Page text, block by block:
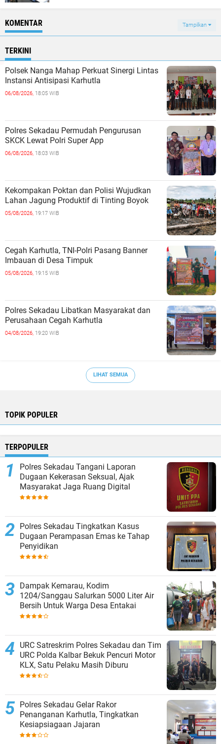
KOMENTAR Tampilkan
TERKINI
Polsek Nanga Mahap Perkuat Sinergi Lintas
Instansi Antisipasi Karhutla
06/08/2026, 18:05 WIB
Polres Sekadau Permudah Pengurusan
SKCK Lewat Polri Super App
06/08/2026, 18:03 WIB
Kekompakan Poktan dan Polisi Wujudkan
Lahan Jagung Produktif di Tinting Boyok
05/08/2026, 19:17 WIB
Cegah Karhutla, TNI-Polri Pasang Banner
Imbauan di Desa Timpuk
05/08/2026, 19:15 WIB
Polres Sekadau Libatkan Masyarakat dan
Perusahaan Cegah Karhutla
04/08/2026, 19:20 WIB
LIHAT SEMUA
TOPIK POPULER
TERPOPULER
Polres Sekadau Tangani Laporan
Dugaan Kekerasan Seksual, Ajak
Masyarakat Jaga Ruang Digital
Polres Sekadau Tingkatkan Kasus
Dugaan Perampasan Emas ke Tahap
Penyidikan
Dampak Kemarau, Kodim
1204/Sanggau Salurkan 5000 Liter Air
Bersih Untuk Warga Desa Entakai
URC Satreskrim Polres Sekadau dan Tim
URC Polda Kalbar Bekuk Pencuri Motor
KLX, Satu Pelaku Masih Diburu
Polres Sekadau Gelar Rakor
Penanganan Karhutla, Tingkatkan
Kesiapsiagaan Jajaran